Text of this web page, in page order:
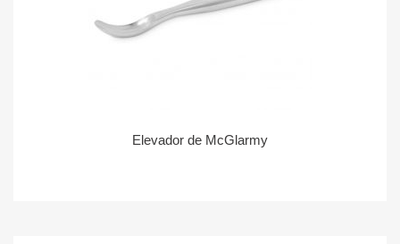
Elevador de McGlarmy